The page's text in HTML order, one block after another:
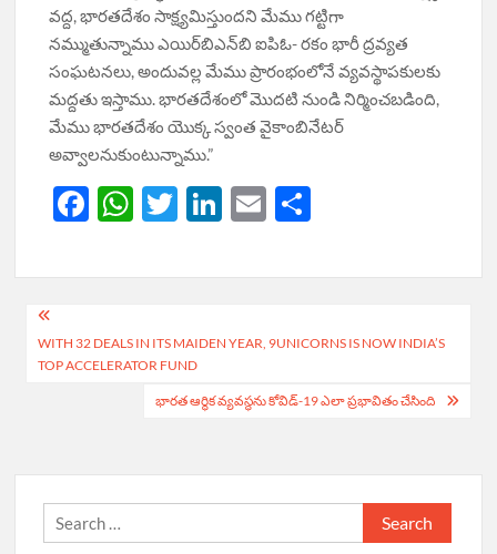
వద్ద, భారతదేశం సాక్ష్యమిస్తుందని మేము గట్టిగా
నమ్ముతున్నాము ఎయిర్‌బిఎన్‌బి ఐపిఓ- రకం భారీ ద్రవ్యత
సంఘటనలు, అందువల్ల మేము ప్రారంభంలోనే వ్యవస్థాపకులకు
మద్దతు ఇస్తాము. భారతదేశంలో మొదటి నుండి నిర్మించబడింది,
మేము భారతదేశం యొక్క స్వంత వైకాంబినేటర్
అవ్వాలనుకుంటున్నాము.”
F
e
o
o
W
at
A
p
T
itt
Li
k
dI
E
ail ar
Post
navigation
WITH 32 DEALS IN ITS MAIDEN YEAR, 9UNICORNS IS NOW INDIA’S
TOP ACCELERATOR FUND
భారత ఆర్థిక వ్యవస్థను కోవిడ్-19 ఎలా ప్రభావితం చేసింది
Search
for: